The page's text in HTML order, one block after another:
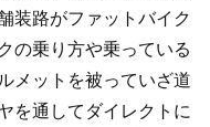
装路がファットバイク
の乗り方や乗っている
メットを被っていざ道
を通してダイレクトに